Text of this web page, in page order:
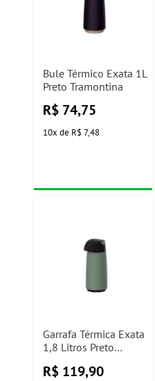
Bule Térmico Exata 1L
Preto Tramontina
R$ 74,75
10x de R$ 7,48
Garrafa Térmica Exata
1,8 Litros Preto
R$ 119,90